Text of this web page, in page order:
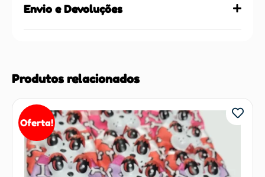
Envio e Devoluções
Produtos relacionados
Oferta!